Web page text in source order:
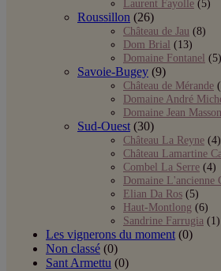
Laurent Fayolle (5)
Roussillon (26)
Château de Jau (8)
Dom Brial (13)
Domaine Fontanel (5)
Savoie-Bugey (9)
Château de Mérande
Domaine André
Domaine Jean
Sud-Ouest (30)
Château La Reyne (4)
Château Lamartine
Combel La Serre (4)
Domaine L'ancienne
Elian Da Ros (5)
Haut-Montlong (6)
Sandrine Farrugia (1)
Les vignerons du moment (0)
Non classé (0)
Sant Armettu (0)